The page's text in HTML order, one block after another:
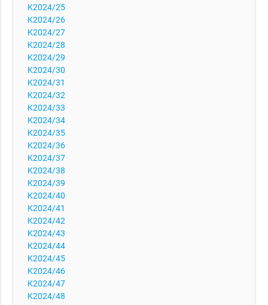
K2024/25
K2024/26
K2024/27
K2024/28
K2024/29
K2024/30
K2024/31
K2024/32
K2024/33
K2024/34
K2024/35
K2024/36
K2024/37
K2024/38
K2024/39
K2024/40
K2024/41
K2024/42
K2024/43
K2024/44
K2024/45
K2024/46
K2024/47
K2024/48